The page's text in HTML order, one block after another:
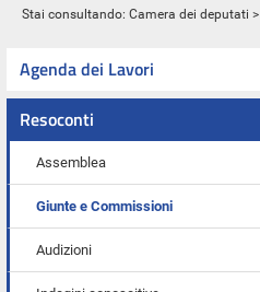
Stai consultando: Camera dei deputati >
Agenda dei Lavori
Resoconti
Assemblea
Giunte e Commissioni
Audizioni